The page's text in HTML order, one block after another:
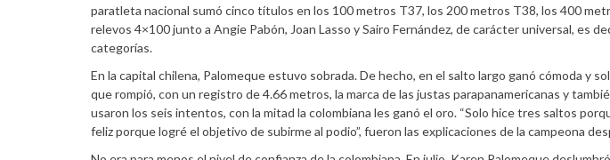
paratleta nacional sumó cinco títulos en los 100 metros T37, los 200 metros T38, los 400
relevos 4×100 junto a Angie Pabón, Joan Lasso y Sairo Fernández, de carácter universal, es
categorías.
En la capital chilena, Palomeque estuvo sobrada. De hecho, en el salto largo ganó cómoda y
que rompió, con un registro de 4.66 metros, la marca de las justas parapanamericanas y
usaron los seis intentos, con la mitad la colombiana les ganó el oro. “Solo hice tres saltos
feliz porque logré el objetivo de subirme al podio”, fueron las explicaciones de la campeona